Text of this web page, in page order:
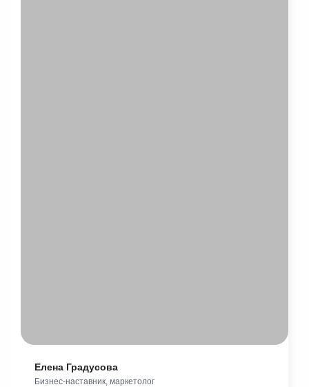
Елена Градусова
Бизнес-наставник, маркетолог